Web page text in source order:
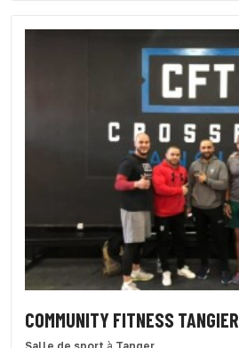
COMMUNITY FITNESS TANGIER